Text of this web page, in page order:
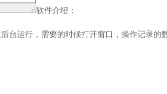
软件介绍：
台运行，需要的时候打开窗口，操作记录的